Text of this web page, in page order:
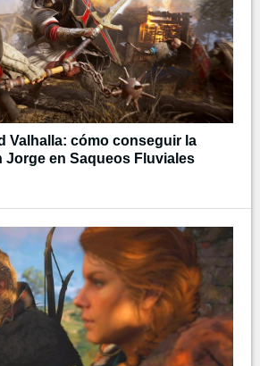
Valhalla: cómo conseguir la
Jorge en Saqueos Fluviales